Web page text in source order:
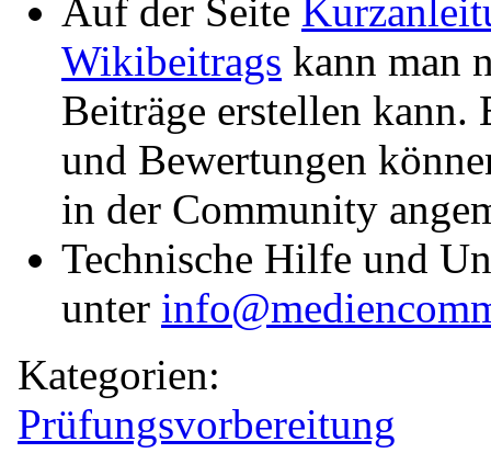
Auf der Seite
Wikibeitrags kann man
Beiträge erstellen kann.
und Bewertungen
in der Community
Technische Hilfe und
unter
Kategorien:
Prüfungsvorbereitung